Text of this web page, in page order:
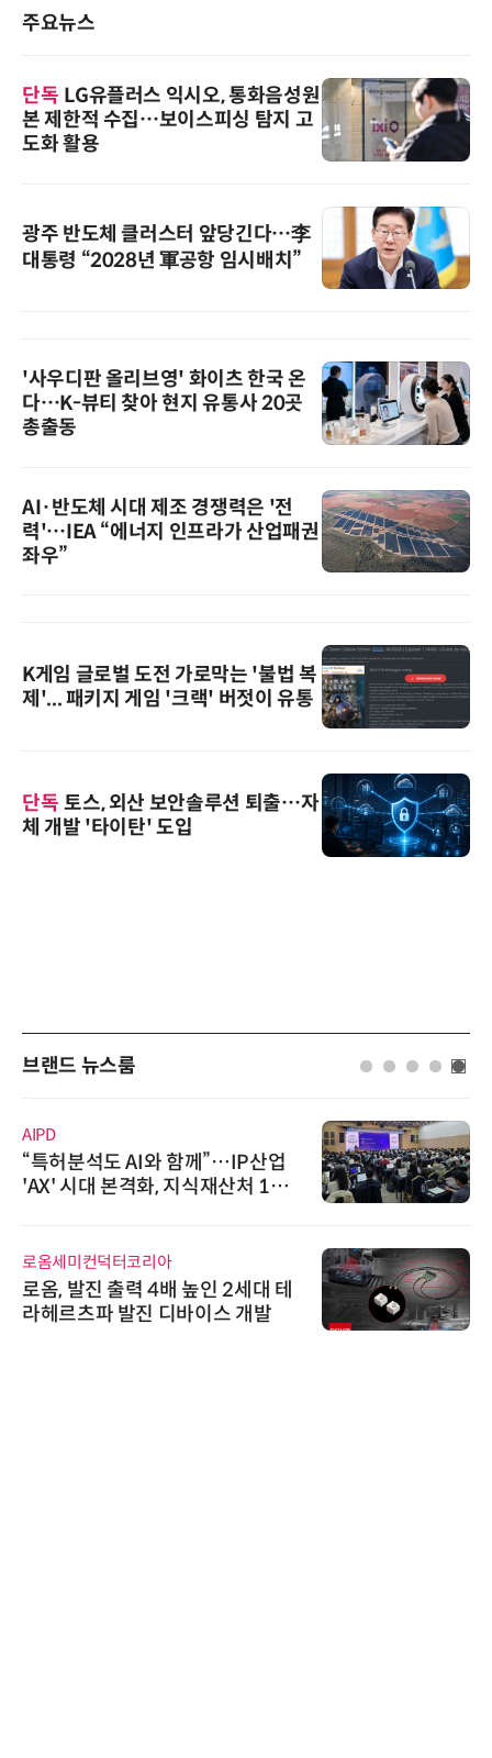
주요뉴스
단독 LG유플러스 익시오, 통화음성원
본 제한적 수집…보이스피싱 탐지 고
도화 활용
광주 반도체 클러스터 앞당긴다…李
대통령 “2028년 軍공항 임시배치”
'사우디판 올리브영' 화이츠 한국 온
다…K-뷰티 찾아 현지 유통사 20곳
총출동
AI·반도체 시대 제조 경쟁력은 '전
력'…IEA “에너지 인프라가 산업패권
좌우”
K게임 글로벌 도전 가로막는 '불법 복
제'... 패키지 게임 '크랙' 버젓이 유통
단독 토스, 외산 보안솔루션 퇴출…자
체 개발 '타이탄' 도입
브랜드 뉴스룸
AIPD
“특허분석도 AI와 함께”…IP산업
'AX' 시대 본격화, 지식재산처 1호
로옴세미컨덕터코리아
로옴, 발진 출력 4배 높인 2세대 테
라헤르츠파 발진 디바이스 개발